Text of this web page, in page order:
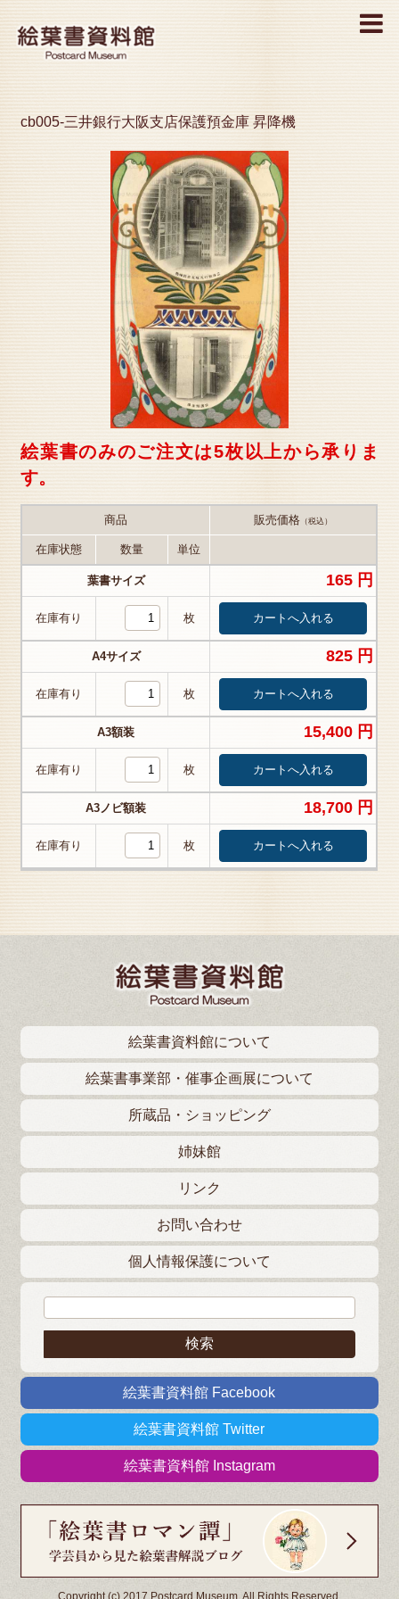
MENU
cb005-三井銀行大阪支店保護預金庫 昇降機
絵葉書のみのご注文は5枚以上から承りま
す。
商品 販売価格 （税込）
在庫状態 数量 単位
葉書サイズ 165 円
在庫有り 枚
A4サイズ 825 円
在庫有り 枚
A3額装 15,400 円
在庫有り 枚
A3ノビ額装 18,700 円
在庫有り 枚
絵葉書資料館について
絵葉書事業部・催事企画展について
所蔵品・ショッピング
姉妹館
リンク
お問い合わせ
個人情報保護について
絵葉書資料館 Facebook
絵葉書資料館 Twitter
絵葉書資料館 Instagram